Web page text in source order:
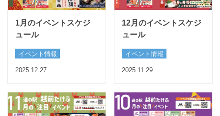
1月のイベントスケジ
ュール
イベント情報
2025.12.27
12月のイベントスケジ
ュール
イベント情報
2025.11.29